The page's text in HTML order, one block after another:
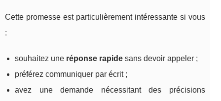
Cette promesse est particulièrement intéressante si vous
:
souhaitez une réponse rapide sans devoir appeler ;
préférez communiquer par écrit ;
avez une demande nécessitant des précisions